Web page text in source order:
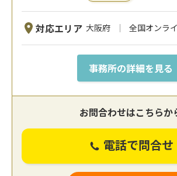
対応エリア 大阪府 全国オンラ
事務所の詳細を見る
お問合わせはこちらか
電話で問合せ